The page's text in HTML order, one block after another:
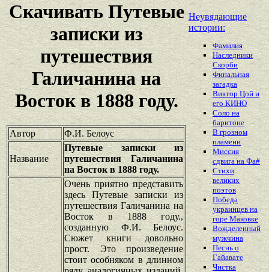
Скачивать Путевые
записки из
путешествия
Галичанина на
Восток в 1888 году.
Автор Ф.И. Белоус
Название
Путевые записки из
путешествия Галичанина
на Восток в 1888 году.
Очень приятно представить
здесь Путевые записки из
путешествия Галичанина на
Восток в 1888 году.,
созданную Ф.И. Белоус.
Сюжет книги довольно
прост. Это произведение
стоит особняком в длинном
Неувядающие
истории:
Фамилия
Наследники
Скорби
Финальная
загадка
Виктор Цой и
его КИНО
Соло на
баритоне
В грозном
пламени
Миссия
сдвига на Фа#
Стихи
великих
поэтов
Победа
украинцев на
горе Маковке
Вожделенный
мужчина
Песнь о
Гайавате
Чистка